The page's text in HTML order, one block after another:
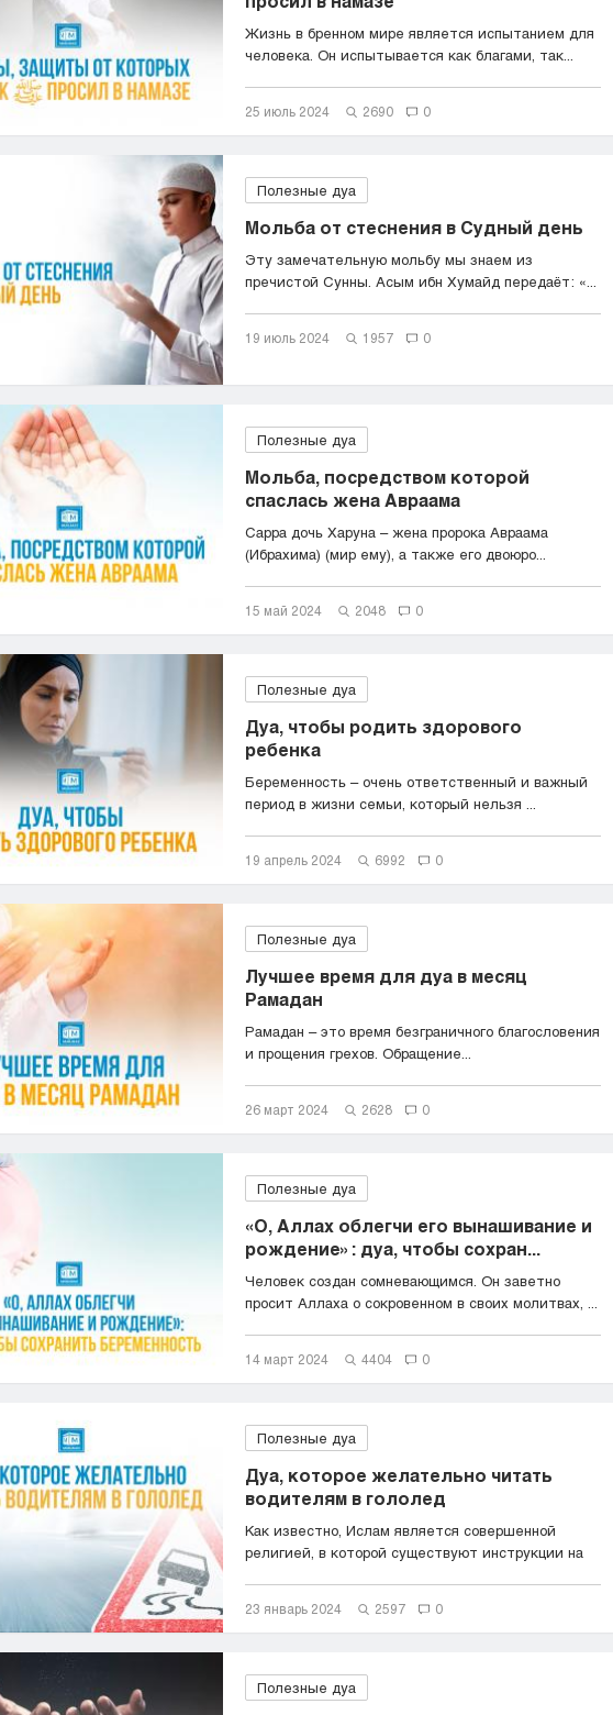
Жизнь в бренном мире является испытанием для
человека. Он испытывается как благами, так...
25 июль 2024 2690 0
Полезные дуа
Мольба от стеснения в Судный день
Эту замечательную мольбу мы знаем из
пречистой Сунны. Асым ибн Хумайд передаёт: «...
19 июль 2024 1957 0
Полезные дуа
Мольба, посредством которой
спаслась жена Авраама
Сарра дочь Харуна – жена пророка Авраама
(Ибрахима) (мир ему), а также его двоюро...
15 май 2024 2048 0
Полезные дуа
Дуа, чтобы родить здорового
ребенка
Беременность – очень ответственный и важный
период в жизни семьи, который нельзя ...
19 апрель 2024 6992 0
Полезные дуа
Лучшее время для дуа в месяц
Рамадан
Рамадан – это время безграничного благословения
и прощения грехов. Обращение...
26 март 2024 2628 0
Полезные дуа
«О, Аллах облегчи его вынашивание и
рождение»: дуа, чтобы сохран...
Человек создан сомневающимся. Он заветно
просит Аллаха о сокровенном в своих молитвах, ...
14 март 2024 4404 0
Полезные дуа
Дуа, которое желательно читать
водителям в гололед
Как известно, Ислам является совершенной
религией, в которой существуют инструкции на
23 январь 2024 2597 0
Полезные дуа